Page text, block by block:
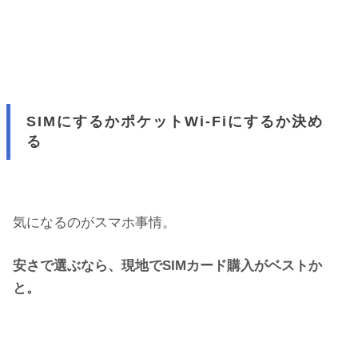
SIMにするかポケットWi-Fiにするか決め
る
気になるのがスマホ事情。
安さで選ぶなら、現地でSIMカード購入がベストか
と。